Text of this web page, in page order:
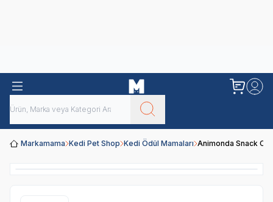
Markamama Kedi Pet Shop Kedi Ödül Mamaları Animonda Snack